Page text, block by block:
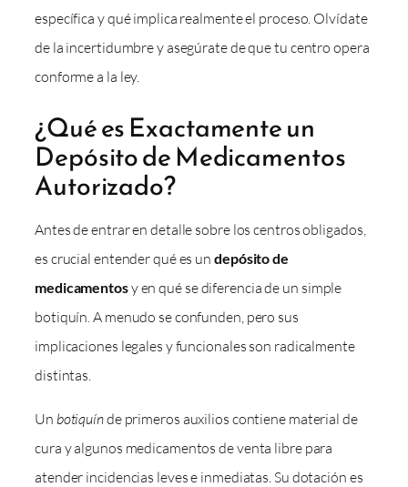
específica y qué implica realmente el proceso. Olvídate
de la incertidumbre y asegúrate de que tu centro opera
conforme a la ley.
¿Qué es Exactamente un
Depósito de Medicamentos
Autorizado?
Antes de entrar en detalle sobre los centros obligados,
es crucial entender qué es un depósito de
medicamentosy en qué se diferencia de un simple
botiquín. A menudo se confunden, pero sus
implicaciones legales y funcionales son radicalmente
distintas.
Un botiquínde primeros auxilios contiene material de
cura y algunos medicamentos de venta libre para
atender incidencias leves e inmediatas. Su dotación es